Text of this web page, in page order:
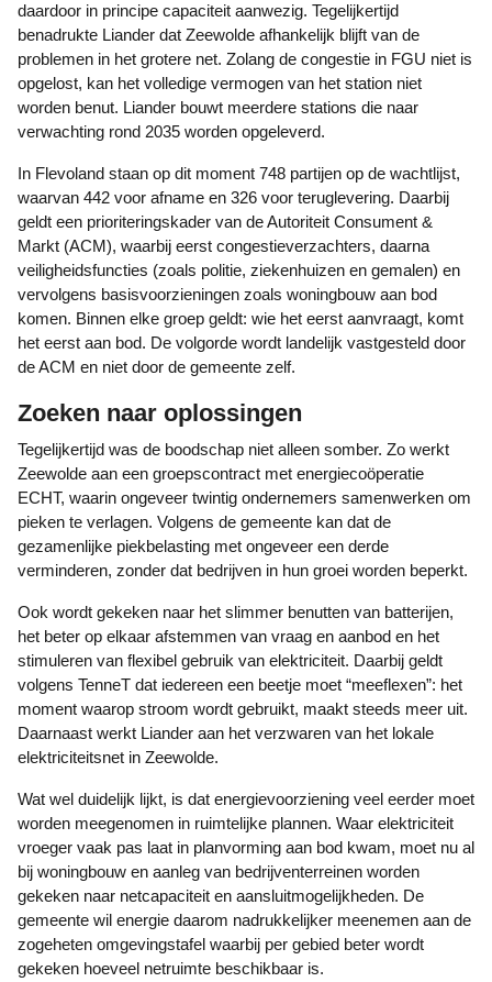
daardoor in principe capaciteit aanwezig. Tegelijkertijd
benadrukte Liander dat Zeewolde afhankelijk blijft van de
problemen in het grotere net. Zolang de congestie in FGU niet is
opgelost, kan het volledige vermogen van het station niet
worden benut. Liander bouwt meerdere stations die naar
verwachting rond 2035 worden opgeleverd.
In Flevoland staan op dit moment 748 partijen op de wachtlijst,
waarvan 442 voor afname en 326 voor teruglevering. Daarbij
geldt een prioriteringskader van de Autoriteit Consument &
Markt (ACM), waarbij eerst congestieverzachters, daarna
veiligheidsfuncties (zoals politie, ziekenhuizen en gemalen) en
vervolgens basisvoorzieningen zoals woningbouw aan bod
komen. Binnen elke groep geldt: wie het eerst aanvraagt, komt
het eerst aan bod. De volgorde wordt landelijk vastgesteld door
de ACM en niet door de gemeente zelf.
Zoeken naar oplossingen
Tegelijkertijd was de boodschap niet alleen somber. Zo werkt
Zeewolde aan een groepscontract met energiecoöperatie
ECHT, waarin ongeveer twintig ondernemers samenwerken om
pieken te verlagen. Volgens de gemeente kan dat de
gezamenlijke piekbelasting met ongeveer een derde
verminderen, zonder dat bedrijven in hun groei worden beperkt.
Ook wordt gekeken naar het slimmer benutten van batterijen,
het beter op elkaar afstemmen van vraag en aanbod en het
stimuleren van flexibel gebruik van elektriciteit. Daarbij geldt
volgens TenneT dat iedereen een beetje moet “meeflexen”: het
moment waarop stroom wordt gebruikt, maakt steeds meer uit.
Daarnaast werkt Liander aan het verzwaren van het lokale
elektriciteitsnet in Zeewolde.
Wat wel duidelijk lijkt, is dat energievoorziening veel eerder moet
worden meegenomen in ruimtelijke plannen. Waar elektriciteit
vroeger vaak pas laat in planvorming aan bod kwam, moet nu al
bij woningbouw en aanleg van bedrijventerreinen worden
gekeken naar netcapaciteit en aansluitmogelijkheden. De
gemeente wil energie daarom nadrukkelijker meenemen aan de
zogeheten omgevingstafel waarbij per gebied beter wordt
gekeken hoeveel netruimte beschikbaar is.